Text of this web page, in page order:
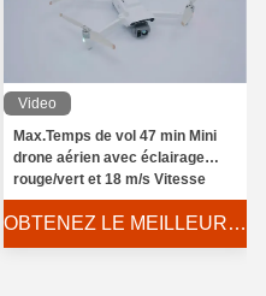
Video
Max.Temps de vol 47 min Mini
drone aérien avec éclairage
rouge/vert et 18 m/s Vitesse
maximale de vol
OBTENEZ LE MEILLEUR PRIX